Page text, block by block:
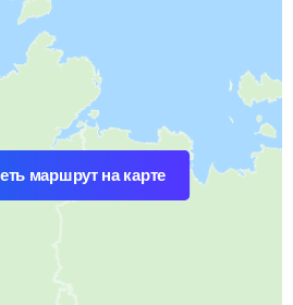
маршрут на карте